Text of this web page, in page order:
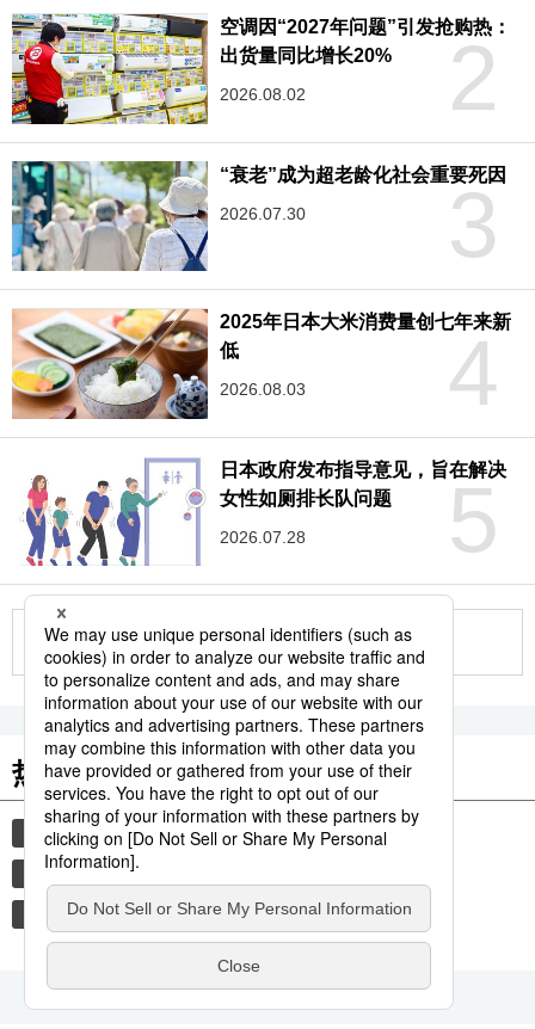
2
空调因“2027年问题”引发抢购热：
出货量同比增长20%
2026.08.02
3
“衰老”成为超老龄化社会重要死因
2026.07.30
4
2025年日本大米消费量创七年来新
低
2026.08.03
5
日本政府发布指导意见，旨在解决
女性如厕排长队问题
2026.07.28
更多
热门关键词
旅游 时事社新闻 生活与旅游 大阪市
世博会 关西
日本料理 老龄化